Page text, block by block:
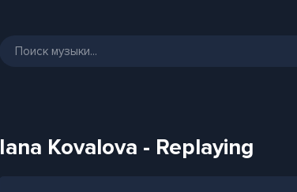
Iana Kovalova - Replaying